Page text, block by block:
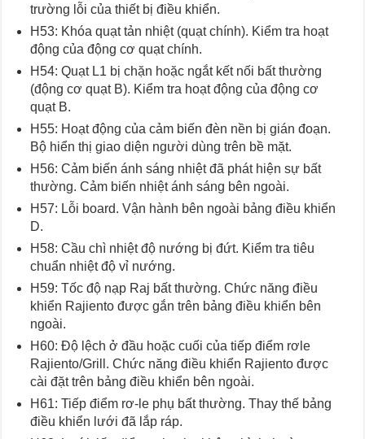
trường lỗi của thiết bị điều khiển.
H53: Khóa quạt tản nhiệt (quạt chính). Kiểm tra hoạt
động của động cơ quạt chính.
H54: Quạt L1 bị chặn hoặc ngắt kết nối bất thường
(động cơ quạt B). Kiểm tra hoạt động của động cơ
quạt B.
H55: Hoạt động của cảm biến đèn nền bị gián đoạn.
Bộ hiển thị giao diện người dùng trên bề mặt.
H56: Cảm biến ánh sáng nhiệt đã phát hiện sự bất
thường. Cảm biến nhiệt ánh sáng bên ngoài.
H57: Lỗi board. Vận hành bên ngoài bảng điều khiển
D.
H58: Cầu chì nhiệt độ nướng bị đứt. Kiểm tra tiêu
chuẩn nhiệt độ vỉ nướng.
H59: Tốc độ nạp Raj bất thường. Chức năng điều
khiển Rajiento được gắn trên bảng điều khiển bên
ngoài.
H60: Độ lệch ở đầu hoặc cuối của tiếp điểm rơle
Rajiento/Grill. Chức năng điều khiển Rajiento được
cài đặt trên bảng điều khiển bên ngoài.
H61: Tiếp điểm rơ-le phụ bất thường. Thay thế bảng
điều khiển lưới đã lắp ráp.